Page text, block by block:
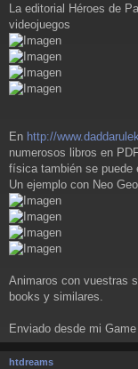
La editorial Héroes de
videojuegos
En http://
numerosos libros en
física también se puede
Un ejemplo con Neo Geo
Animaros con vuestras
books y similares.
Enviado desde mi
htdreams